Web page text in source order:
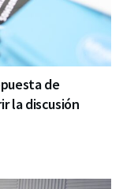
de
la discusión